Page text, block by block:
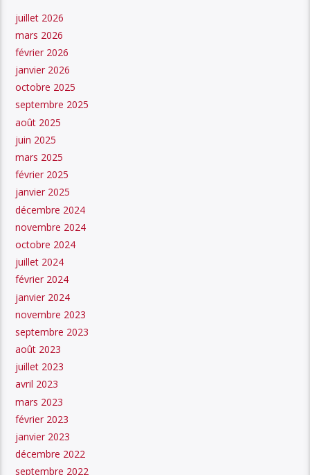
juillet 2026
mars 2026
février 2026
janvier 2026
octobre 2025
septembre 2025
août 2025
juin 2025
mars 2025
février 2025
janvier 2025
décembre 2024
novembre 2024
octobre 2024
juillet 2024
février 2024
janvier 2024
novembre 2023
septembre 2023
août 2023
juillet 2023
avril 2023
mars 2023
février 2023
janvier 2023
décembre 2022
septembre 2022